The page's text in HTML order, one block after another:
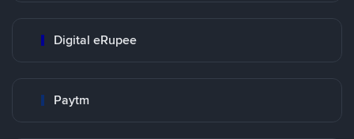
Digital eRupee
Paytm